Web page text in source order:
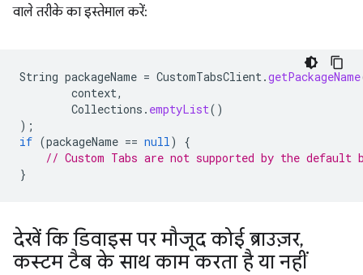
वाले तरीके का इस्तेमाल करें:
String packageName = CustomTabsClient.getPackageName
context,
Collections . emptyList()
);
if (packageName == null)
{
// Custom Tabs are not supported by the default
}
देखें कि डिवाइस पर मौजूद कोई ब्राउज़र,
कस्टम टैब के साथ काम करता है या नहीं